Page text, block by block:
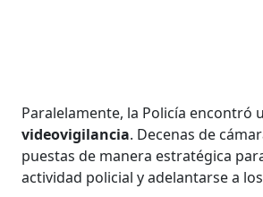
Paralelamente, la Policía encontró
videovigilancia. Decenas de
puestas de manera estratégica
actividad policial y adelantarse a